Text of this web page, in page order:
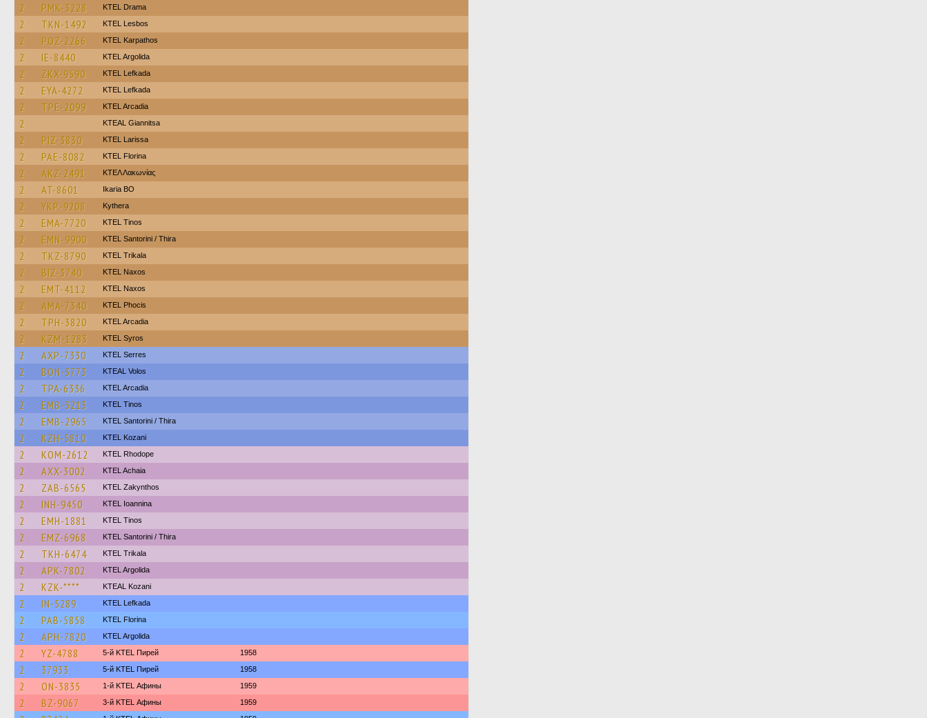
2 PMK-3228 KTEL Drama
2 TKN-1492 KTEL Lesbos
2 POZ-2266 ΚΤΕL Karpathos
2 IE-8440 KTEL Argolida
2 ZKX-9590 KTEL Lefkada
2 EYA-4272 KTEL Lefkada
2 TPE-2099 KTEL Arcadia
2 KTEAL Giannitsa
2 PIZ-3830 KTEL Larissa
2 PAE-8082 KTEL Florina
2 AKZ-2491 ΚΤΕΛ Λακωνίας
2 AT-8601 Ikaria BO
2 YKP-9208 Kythera
2 EMA-7720 KTEL Tinos
2 EMN-9900 KTEL Santorini / Thira
2 TKZ-8790 ΚΤΕL Τrikala
2 BIZ-3740 KTEL Naxos
2 EMT-4112 KTEL Naxos
2 AMA-7340 ΚΤΕL Phocis
2 TPH-3820 KTEL Arcadia
2 KZM-1283 KTEL Syros
2 AXP-7330 KTEL Serres
2 BON-3773 KTEAL Volos
2 TPA-6336 KTEL Arcadia
2 EMB-3213 KTEL Tinos
2 EMB-2965 KTEL Santorini / Thira
2 KZH-5810 ΚΤΕL Kozani
2 KOM-2612 KTEL Rhodope
2 AXX-3002 KTEL Achaia
2 ZAB-6565 KTEL Zakynthos
2 INH-9450 KTEL Ioannina
2 EMH-1881 KTEL Tinos
2 EMZ-6968 KTEL Santorini / Thira
2 TKH-6474 ΚΤΕL Τrikala
2 APK-7802 KTEL Argolida
2 KZK-**** KTEAL Kozani
2 IN-5289 KTEL Lefkada
2 PAB-5858 KTEL Florina
2 APH-7820 KTEL Argolida
2 YZ-4788 5-й KTEL Пирей 1958
2 37933 5-й KTEL Пирей 1958
2 ON-3835 1-й KTEL Афины 1959
2 BZ-9067 3-й KTEL Афины 1959